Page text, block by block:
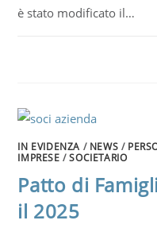
è stato modificato il…
IN EVIDENZA / NEWS /
IMPRESE /SOCIETARIO
Patto di
il 2025